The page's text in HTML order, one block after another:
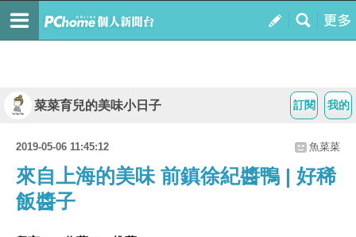
我的
訂閱
菜菜育兒的美味小日子
2019-05-06 11:45:12 魚菜菜
來自上海的美味 前鎮徐紀醬鴨 | 好稀
飯醬子